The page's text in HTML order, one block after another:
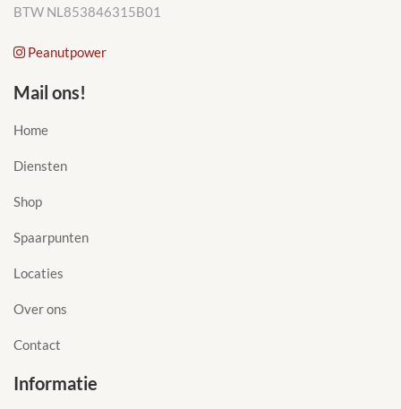
BTW NL853846315B01
Peanutpower
Mail ons!
Home
Diensten
Shop
Spaarpunten
Locaties
Over ons
Contact
Informatie